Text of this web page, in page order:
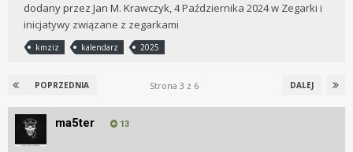
dodany przez Jan M. Krawczyk,4 Października 2024w Zegarki i
inicjatywy związane z zegarkami
kmziz kalendarz 2025
POPRZEDNIA DALEJ
Strona 3 z 6
ma5ter 13